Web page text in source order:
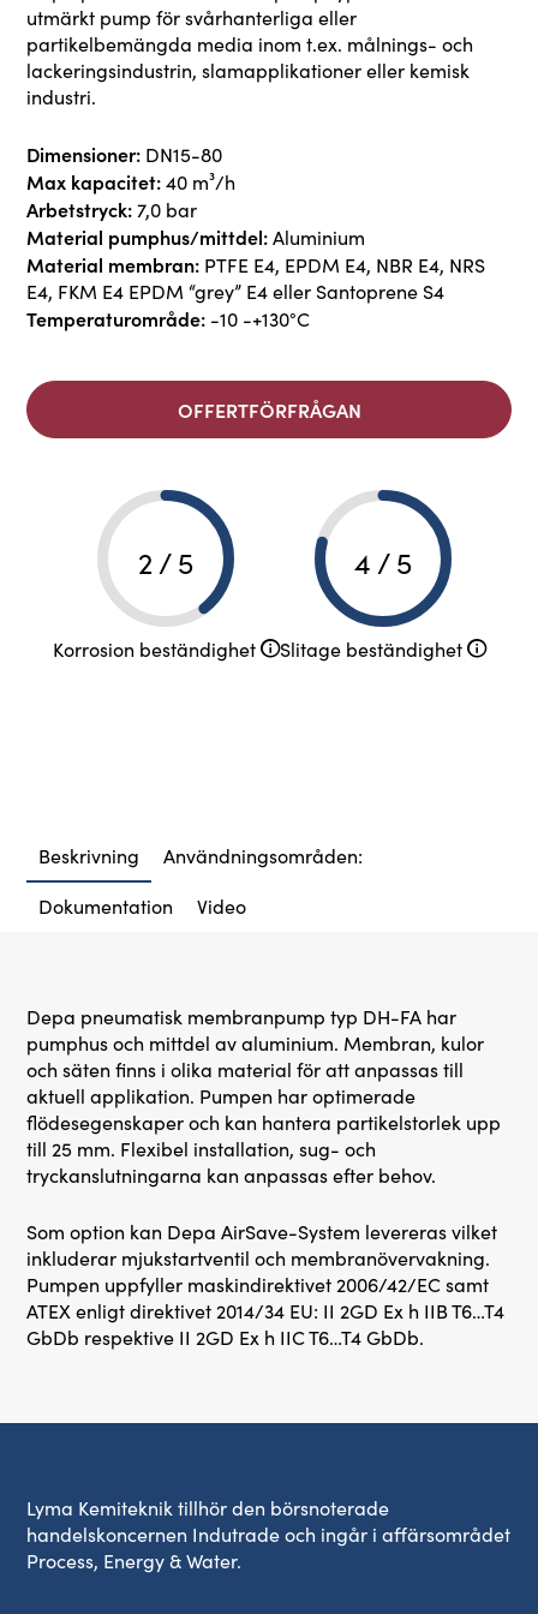
utmärkt pump för svårhanterliga eller
partikelbemängda media inom t.ex. målnings- och
lackeringsindustrin, slamapplikationer eller kemisk
industri.
Dimensioner: DN15-80
Max kapacitet:40 m³/h
Arbetstryck:7,0 bar
Material pumphus/mittdel:Aluminium
Material membran: PTFE E4, EPDM E4, NBR E4, NRS
E4, FKM E4 EPDM “grey” E4 eller Santoprene S4
Temperaturområde: -10 -+130°C
OFFERTFÖRFRÅGAN
2 / 5
Korrosion beständighet
4 / 5
Slitage beständighet
Beskrivning
Användningsområden:
Dokumentation
Video
Depa pneumatisk membranpump typ DH-FA har
pumphus och mittdel av aluminium. Membran, kulor
och säten finns i olika material för att anpassas till
aktuell applikation. Pumpen har optimerade
flödesegenskaper och kan hantera partikelstorlek upp
till 25 mm. Flexibel installation, sug- och
tryckanslutningarna kan anpassas efter behov.
Som option kan Depa AirSave-System levereras vilket
inkluderar mjukstartventil och membranövervakning.
Pumpen uppfyller maskindirektivet 2006/42/EC samt
ATEX enligt direktivet 2014/34 EU: II 2GD Ex h IIB T6…T4
GbDb respektive II 2GD Ex h IIC T6…T4 GbDb.
Lyma Kemiteknik tillhör den börsnoterade
handelskoncernen Indutrade och ingår i affärsområdet
Process, Energy & Water.